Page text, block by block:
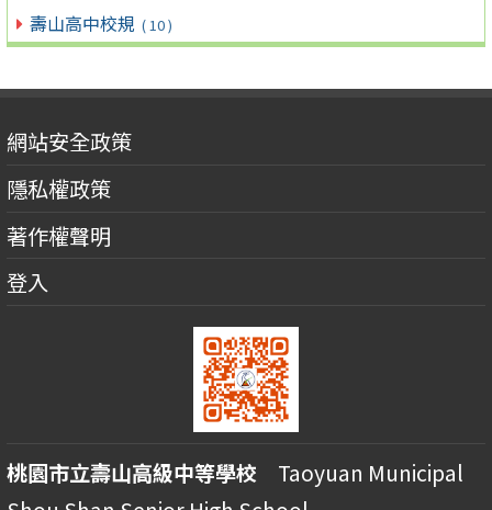
壽山高中校規 ( 10 )
網站安全政策
隱私權政策
著作權聲明
登入
桃園市立壽山高級中等學校 Taoyuan Municipal